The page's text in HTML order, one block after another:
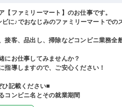
【ファミリーマート】のお仕事です。
に♪でおなじみのファミリーマートで
接客、品出し、掃除などコンビニ業務全
にお仕事してみませんか？
指導しますので、ご安心ください！
ひ記載ください■
コンビニ名とその就業期間